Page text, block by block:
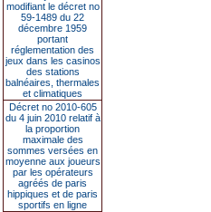
modifiant le décret no
59-1489 du 22
décembre 1959
portant
réglementation des
jeux dans les casinos
des stations
balnéaires, thermales
et climatiques
Décret no 2010-605
du 4 juin 2010 relatif à
la proportion
maximale des
sommes versées en
moyenne aux joueurs
par les opérateurs
agréés de paris
hippiques et de paris
sportifs en ligne